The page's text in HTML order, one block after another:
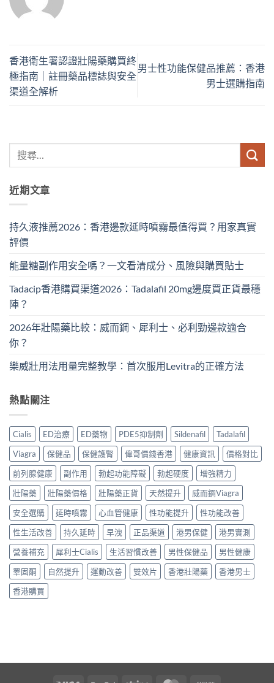
香港衛生署認證壯陽藥購買終
極指南｜註冊藥品標誌與安全
渠道全解析
男士性功能保健品推薦：香港
男士選購指南
近期文章
持久液推薦2026：香港邊款延時噴霧最值得買？用家真實
評價
能量糖副作用安全嗎？一文看清成分、風險與購買貼士
Tadacip香港購買渠道2026：Tadalafil 20mg邊度買正貨最穩
陣？
2026年壯陽藥比較：威而鋼、犀利士、必利勁邊款適合
你？
樂威壯用法用量完整教學：首次服用Levitra的正確方法
熱點關注
Cialis ED治療 ED藥物 PDE5抑制劑 Sildenafil
Tadalafil
Viagra
保健品 保健護腎 偉哥價錢香港 健康資訊
價格對比
前列腺健康
副作用 勃起功能障礙 勃起硬度
增強精力
壯陽藥
壯陽藥價格 壯陽藥正貨 天然提升
威而鋼Viagra
安全選購
延時噴霧 心血管健康 性功能提升
性功能改善
性生活改善
持久延時 早洩 正品渠道 港男保健
港男實測
營養補充
犀利士Cialis 生活習慣改善 男性保健品
男性健康
睪固酮
自然提升 運動改善 雙效片 香港壯陽藥
香港男士
香港購買